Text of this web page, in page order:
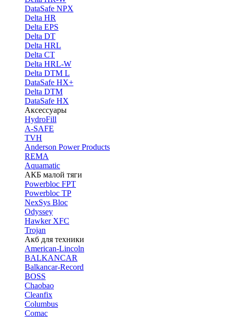
DataSafe NPX
Delta HR
Delta EPS
Delta DT
Delta HRL
Delta CT
Delta HRL-W
Delta DTM L
DataSafe HX+
Delta DTM
DataSafe HX
Аксессуары
HydroFill
A-SAFE
TVH
Anderson Power Products
REMA
Aquamatic
АКБ малой тяги
Powerbloc FPT
Powerbloc TP
NexSys Bloc
Odyssey
Hawker XFC
Trojan
Акб для техники
American-Lincoln
BALKANCAR
Balkancar-Record
BOSS
Chaobao
Cleanfix
Columbus
Comac